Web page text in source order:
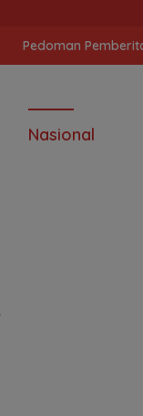
Pedoman
Nasional